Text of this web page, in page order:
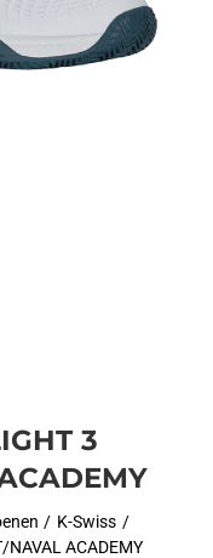
3
K-Swiss
NAVAL ACADEMY